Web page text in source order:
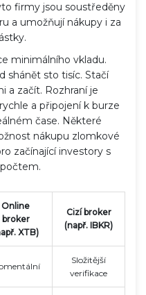
firmy jsou soustředěny
a umožňují nákupy i za
minimálního vkladu.
shánět sto tisíc. Stačí
a začít. Rozhraní je
a připojení k burze
čase. Některé
nákupu zlomkové
začínající investory s
Online
broker
XTB)
Cizí broker
(např. IBKR)
Složitější
verifikace